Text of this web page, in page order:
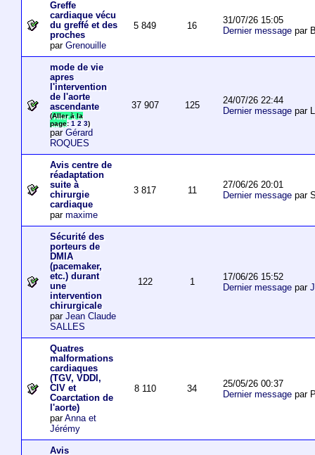
Greffe
cardiaque vécu
du greffé et des
proches
par Grenouille
5 849 16
31/07/26 15:05
Dernier messagepar
mode de vie
apres
l'intervention
de l'aorte
ascendante
(Aller à la
page: 1 2 3)
par Gérard
ROQUES
37 907 125
24/07/26 22:44
Dernier messagepar
Avis centre de
réadaptation
suite à
chirurgie
cardiaque
par maxime
3 817 11
27/06/26 20:01
Dernier messagepar
Sécurité des
porteurs de
DMIA
(pacemaker,
etc.) durant
une
intervention
chirurgicale
par Jean Claude
SALLES
122 1
17/06/26 15:52
Dernier messagepar
Quatres
malformations
cardiaques
(TGV, VDDI,
CIV et
Coarctation de
l'aorte)
parAnna et
Jérémy
8 110 34
25/05/26 00:37
Dernier messagepar
Avis